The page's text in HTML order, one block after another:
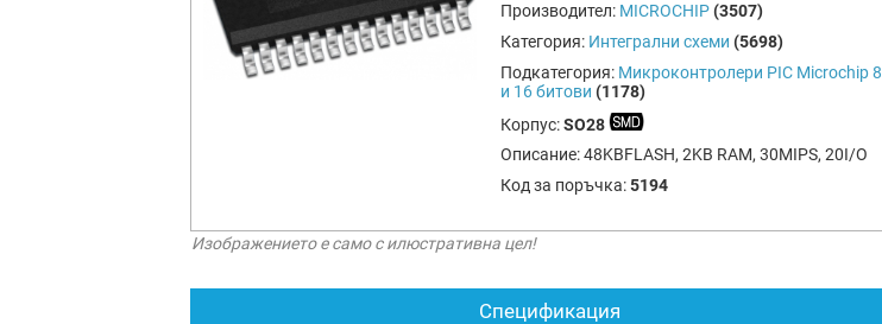
Производител: MICROCHIP (3507)
Категория: Интегрални схеми (5698)
Подкатегория: Микроконтролери PIC Microchip 8
и 16 битови (1178)
Корпус:SO28
Описание:48KBFLASH, 2KB RAM, 30MIPS, 20I/O
Код за поръчка:5194
Изображението е само с илюстративна цел!
Спецификация